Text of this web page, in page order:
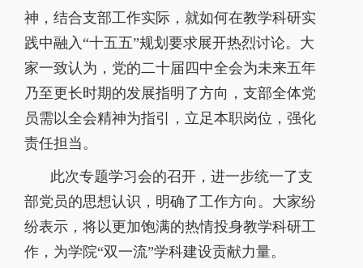
神，结合支部工作实际，就如何在教学科研实
践中融入 “十五五”规划要求展开热烈讨论。大
家一致认为，党的二十届四中全会为未来五年
乃至更长时期的发展指明了方向，支部全体党
员需以全会精神为指引，立足本职岗位，强化
责任担当。
此次专题学习会的召开，进一步统一了支
部党员的思想认识，明确了工作方向。大家纷
纷表示，将以更加饱满的热情投身教学科研工
作，为学院“双一流”学科建设贡献力量。